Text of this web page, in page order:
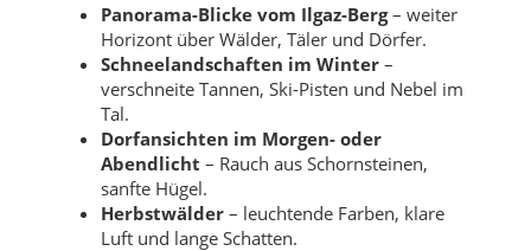
Panorama-Blicke vom Ilgaz-Berg– weiter
Horizont über Wälder, Täler und Dörfer.
Schneelandschaften im Winter –
verschneite Tannen, Ski-Pisten und Nebel im
Tal.
Dorfansichten im Morgen- oder
Abendlicht – Rauch aus Schornsteinen,
sanfte Hügel.
Herbstwälder – leuchtende Farben, klare
Luft und lange Schatten.